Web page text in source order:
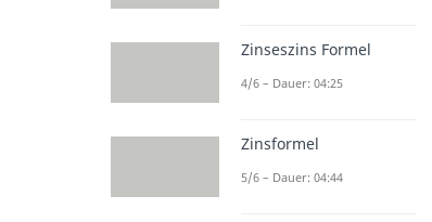
Zinseszins Formel
4/6 – Dauer: 04:25
Zinsformel
5/6 – Dauer: 04:44